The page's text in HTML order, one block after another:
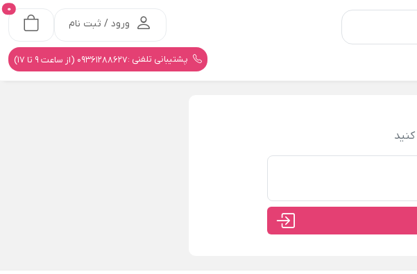
ورود / ثبت نام
0
پشتیبانی تلفنی :09361288627 (از ساعت 9 تا 17)